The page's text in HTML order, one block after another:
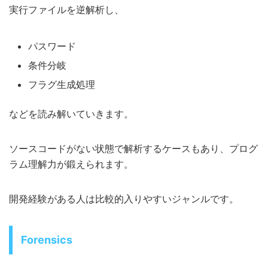
実行ファイルを逆解析し、
パスワード
条件分岐
フラグ生成処理
などを読み解いていきます。
ソースコードがない状態で解析するケースもあり、プログ
ラム理解力が鍛えられます。
開発経験がある人は比較的入りやすいジャンルです。
Forensics